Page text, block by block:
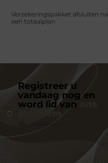
Verzekeringspakket afsluiten
een totaalplan
Registreer u
vandaag nog en
word lid van
platform